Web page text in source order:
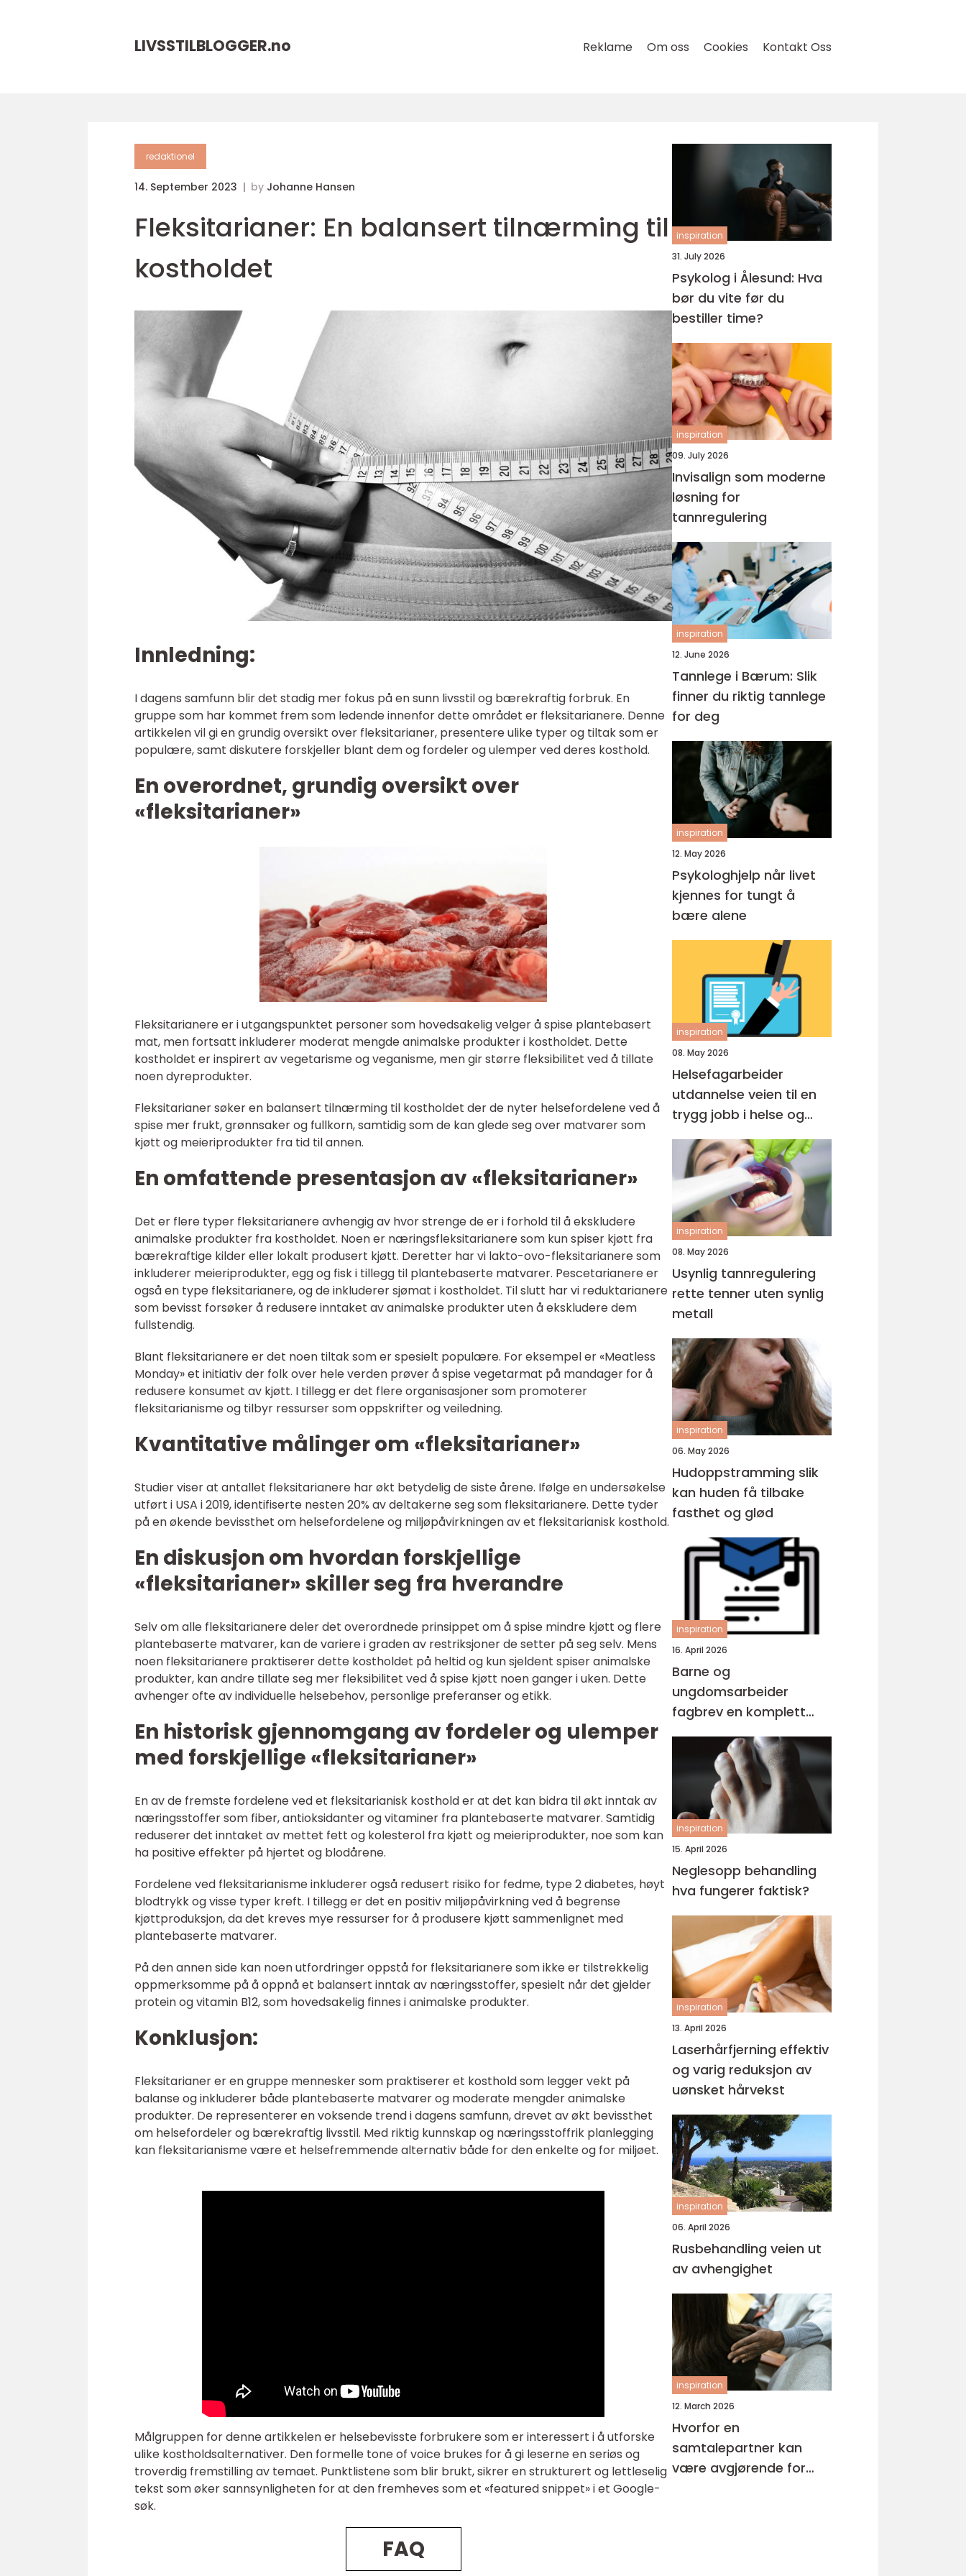
LIVSSTILBLOGGER.no Reklame Om oss Cookies Kontakt Oss
redaktionel
14. September 2023 by Johanne Hansen
Fleksitarianer: En balansert tilnærming til
kostholdet
Innledning:
I dagens samfunn blir det stadig mer fokus på en sunn livsstil og bærekraftig forbruk. En
gruppe som har kommet frem som ledende innenfor dette området er fleksitarianere. Denne
artikkelen vil gi en grundig oversikt over fleksitarianer, presentere ulike typer og tiltak som er
populære, samt diskutere forskjeller blant dem og fordeler og ulemper ved deres kosthold.
En overordnet, grundig oversikt over
«fleksitarianer»
Fleksitarianere er i utgangspunktet personer som hovedsakelig velger å spise plantebasert
mat, men fortsatt inkluderer moderat mengde animalske produkter i kostholdet. Dette
kostholdet er inspirert av vegetarisme og veganisme, men gir større fleksibilitet ved å tillate
noen dyreprodukter.
Fleksitarianer søker en balansert tilnærming til kostholdet der de nyter helsefordelene ved å
spise mer frukt, grønnsaker og fullkorn, samtidig som de kan glede seg over matvarer som
kjøtt og meieriprodukter fra tid til annen.
En omfattende presentasjon av «fleksitarianer»
Det er flere typer fleksitarianere avhengig av hvor strenge de er i forhold til å ekskludere
animalske produkter fra kostholdet. Noen er næringsfleksitarianere som kun spiser kjøtt fra
bærekraftige kilder eller lokalt produsert kjøtt. Deretter har vi lakto-ovo-fleksitarianere som
inkluderer meieriprodukter, egg og fisk i tillegg til plantebaserte matvarer. Pescetarianere er
også en type fleksitarianere, og de inkluderer sjømat i kostholdet. Til slutt har vi reduktarianere
som bevisst forsøker å redusere inntaket av animalske produkter uten å ekskludere dem
fullstendig.
Blant fleksitarianere er det noen tiltak som er spesielt populære. For eksempel er «Meatless
Monday» et initiativ der folk over hele verden prøver å spise vegetarmat på mandager for å
redusere konsumet av kjøtt. I tillegg er det flere organisasjoner som promoterer
fleksitarianisme og tilbyr ressurser som oppskrifter og veiledning.
Kvantitative målinger om «fleksitarianer»
Studier viser at antallet fleksitarianere har økt betydelig de siste årene. Ifølge en undersøkelse
utført i USA i 2019, identifiserte nesten 20% av deltakerne seg som fleksitarianere. Dette tyder
på en økende bevissthet om helsefordelene og miljøpåvirkningen av et fleksitarianisk kosthold.
En diskusjon om hvordan forskjellige
«fleksitarianer» skiller seg fra hverandre
Selv om alle fleksitarianere deler det overordnede prinsippet om å spise mindre kjøtt og flere
plantebaserte matvarer, kan de variere i graden av restriksjoner de setter på seg selv. Mens
noen fleksitarianere praktiserer dette kostholdet på heltid og kun sjeldent spiser animalske
produkter, kan andre tillate seg mer fleksibilitet ved å spise kjøtt noen ganger i uken. Dette
avhenger ofte av individuelle helsebehov, personlige preferanser og etikk.
En historisk gjennomgang av fordeler og ulemper
med forskjellige «fleksitarianer»
En av de fremste fordelene ved et fleksitarianisk kosthold er at det kan bidra til økt inntak av
næringsstoffer som fiber, antioksidanter og vitaminer fra plantebaserte matvarer. Samtidig
reduserer det inntaket av mettet fett og kolesterol fra kjøtt og meieriprodukter, noe som kan
ha positive effekter på hjertet og blodårene.
Fordelene ved fleksitarianisme inkluderer også redusert risiko for fedme, type 2 diabetes, høyt
blodtrykk og visse typer kreft. I tillegg er det en positiv miljøpåvirkning ved å begrense
kjøttproduksjon, da det kreves mye ressurser for å produsere kjøtt sammenlignet med
plantebaserte matvarer.
På den annen side kan noen utfordringer oppstå for fleksitarianere som ikke er tilstrekkelig
oppmerksomme på å oppnå et balansert inntak av næringsstoffer, spesielt når det gjelder
protein og vitamin B12, som hovedsakelig finnes i animalske produkter.
Konklusjon:
Fleksitarianer er en gruppe mennesker som praktiserer et kosthold som legger vekt på
balanse og inkluderer både plantebaserte matvarer og moderate mengder animalske
produkter. De representerer en voksende trend i dagens samfunn, drevet av økt bevissthet
om helsefordeler og bærekraftig livsstil. Med riktig kunnskap og næringsstoffrik planlegging
kan fleksitarianisme være et helsefremmende alternativ både for den enkelte og for miljøet.
Målgruppen for denne artikkelen er helsebevisste forbrukere som er interessert i å utforske
ulike kostholdsalternativer. Den formelle tone of voice brukes for å gi leserne en seriøs og
troverdig fremstilling av temaet. Punktlistene som blir brukt, sikrer en strukturert og lettleselig
tekst som øker sannsynligheten for at den fremheves som et «featured snippet» i et Google-
søk.
FAQ
inspiration
31. July 2026
Psykolog i Ålesund: Hva
bør du vite før du
bestiller time?
inspiration
09. July 2026
Invisalign som moderne
løsning for
tannregulering
inspiration
12. June 2026
Tannlege i Bærum: Slik
finner du riktig tannlege
for deg
inspiration
12. May 2026
Psykologhjelp når livet
kjennes for tungt å
bære alene
inspiration
08. May 2026
Helsefagarbeider
utdannelse veien til en
trygg jobb i helse og
omsorg
inspiration
08. May 2026
Usynlig tannregulering
rette tenner uten synlig
metall
inspiration
06. May 2026
Hudoppstramming slik
kan huden få tilbake
fasthet og glød
inspiration
16. April 2026
Barne og
ungdomsarbeider
fagbrev en komplett
guide for voksne
inspiration
15. April 2026
Neglesopp behandling
hva fungerer faktisk?
inspiration
13. April 2026
Laserhårfjerning effektiv
og varig reduksjon av
uønsket hårvekst
inspiration
06. April 2026
Rusbehandling veien ut
av avhengighet
inspiration
12. March 2026
Hvorfor en
samtalepartner kan
være avgjørende for